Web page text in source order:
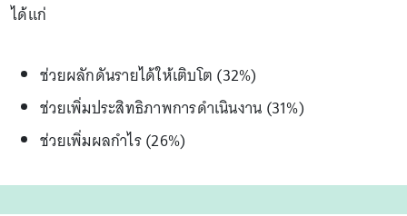
ได้แก่
ช่วยผลักดันรายได้ให้เติบโต (32%)
ช่วยเพิ่มประสิทธิภาพการดำเนินงาน (31%)
ช่วยเพิ่มผลกำไร (26%)